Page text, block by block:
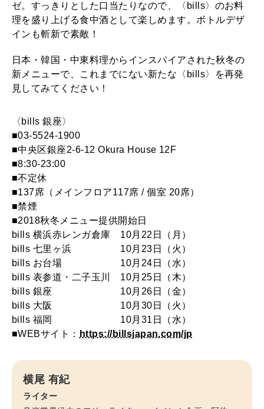
ゼ。すっきりとした口当たりなので、〈bills〉のお料
理を盛り上げる食中酒として楽しめます。ボトルデザ
インも斬新で素敵！
日本・韓国・中東料理からインスパイアされた秋冬の
新メニューで、これまでにない新たな〈bills〉を再発
見してみてください！
〈bills 銀座〉
■03-5524-1900
■中央区銀座2-6-12 Okura House 12F
■8:30-23:00
■不定休
■137席（メインフロア117席 / 個室 20席）
■禁煙
■2018秋冬メニュー提供開始日
bills 横浜赤レンガ倉庫 10月22日（月）
bills 七里ヶ浜 10月23日（火）
bills お台場 10月24日（水）
bills 表参道・二子玉川 10月25日（木）
bills 銀座 10月26日（金）
bills 大阪 10月30日（火）
bills 福岡 10月31日（水）
■WEBサイト：
https://billsjapan.com/jp
横尾 有紀
ライター